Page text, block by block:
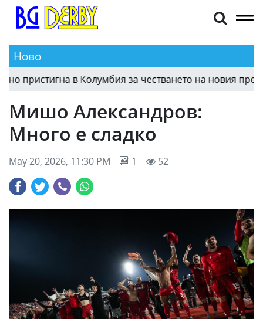
Ново
в Колумбия за честването на новия
Мишо Александров:
Много е сладко
May 20, 2026, 11:30 PM 1 52